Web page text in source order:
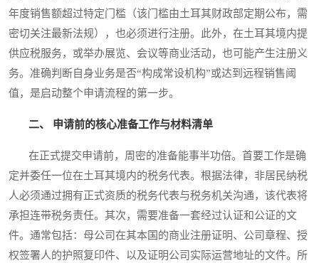
年度销售额超过特定门槛（该门槛由土耳其财政部定期公布，需
密切关注最新法规），也必须进行注册。此外，在土耳其境内提
供应税服务，或举办展览、会议等商业活动，也可能产生注册义
务。准确判断自身业务是否“构成常设机构”或达到远程销售阈
值，是启动整个申请流程的第一步。
二、 申请前的核心准备工作与材料清单
在正式提交申请前，周密的准备能事半功倍。首要工作是确
定并委任一位在土耳其境内的税务代表。根据法律，非居民纳税
人必须通过拥有正式资质的税务代表与税务机关沟通，该代表将
承担连带税务责任。其次，需要准备一套经过认证和公证的文
件。通常包括：母公司在其本国的商业注册证明、公司章程、授
权签署人的护照复印件、以及证明公司实际运营地址的文件。所